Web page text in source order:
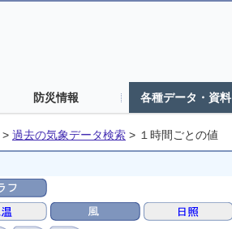
防災情報 各種データ・資料
> 過去の気象データ検索 > １時間ごとの値